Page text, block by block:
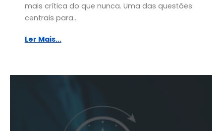
mais crítica do que nunca. Uma das questões
centrais para...
Ler Mais...